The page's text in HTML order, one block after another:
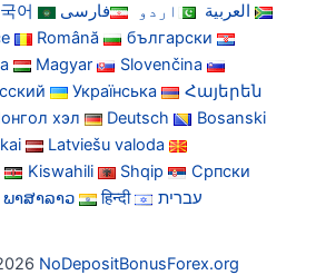
어 العربية اردو
فارسی
Română
български
Magyar
Slovenčina
Українська
Հայերեն
хэл Deutsch
Bosanski
Latviešu valoda
Kiswahili Shqip
Српски
ພາສາລາວ हिन्दी עברית
NoDepositBonusForex.org